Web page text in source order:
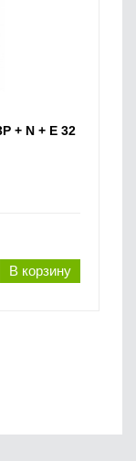
+ N + E 32
В корзину